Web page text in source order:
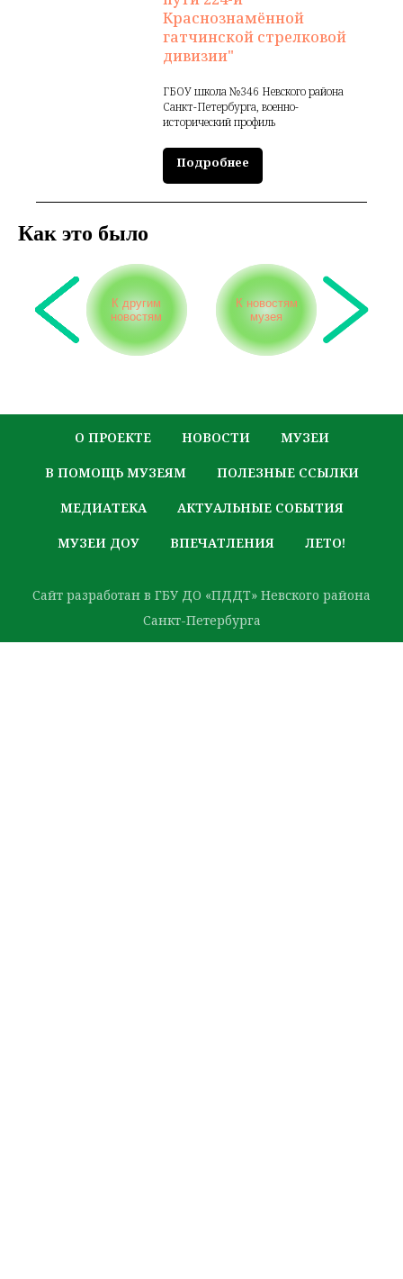
Краснознамённой
гатчинской стрелковой
дивизии"
ГБОУ школа №346 Невского района
Санкт-Петербурга, военно-
исторический профиль
Подробнее
Как это было
К другим
новостям
К новостям
музея
О ПРОЕКТЕ НОВОСТИ МУЗЕИ
В ПОМОЩЬ МУЗЕЯМ ПОЛЕЗНЫЕ ССЫЛКИ
МЕДИАТЕКА АКТУАЛЬНЫЕ СОБЫТИЯ
МУЗЕИ ДОУ ВПЕЧАТЛЕНИЯ ЛЕТО!
Сайт разработан в ГБУ ДО «ПДДТ» Невского района
Санкт-Петербурга